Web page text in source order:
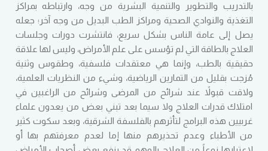
بالتدريب والتطوير والتنمية البشرية من وجه، وارتباطه بمراكز
التغذية والنوادي الصحية ومراكز الطب البديل من وجه آخر؛ جعله
يصل إلى عامة الناس بشكل سريع، فانتشرت دورات وجلسات
العلاج بالطاقة التي لم تؤسس على علم الأمراض، وليس لها علاقة
حقيقية بالطب، وإنما هي معتقدات فلسفية، وطقوس وثنية
مُزجت بقليل من التمارين الرياضية، وشيء من النظريات العلمية،
ولاقت قبولاً عند شرائح من المرضى وشرائح من الراغبين في
امتلاك قدرات العلاج ولا سيما بعد تبني بعض من يعدون علماء
غربيين هذه البرامج لتأثرهم بالفلسفة الشرقية، وبعد سكوت كثير
من الأطباء وعدم تحذيرهم منها إما لعدم معرفتهم بها أو